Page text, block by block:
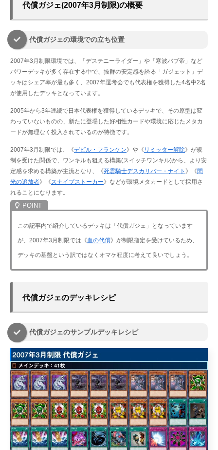
代償ガジェ(2007年3月制限)の概要
代償ガジェの環境での立ち位置
2007年3月制限環境では、「デステニーライダー」や「寒波バブ帝」など
パワーデッキが多く存在する中で、抜群の安定感を誇る「ガジェット」デ
ッキはシェア率が最も多く、2007年選考会でも代表権を獲得した4名中2名
が使用したデッキとなっています。
2005年から3年連続で日本代表権を獲得しているデッキで、その原型は変
わっていないものの、新たに登場した好相性カードや環境に応じたメタカ
ードが無理なく投入されているのが特徴です。
2007年3月制限では、《デビル・フランケン》や《 リミッター解除》が規
制を受けた関係で、ワンキルも狙える構築(スイッチワンキル)から、より安
定感を求める構築が主流となり、《死霊騎士デスカリバー・ナイト 》《閃
光の追放者》《スナイプストーカー》などが環境メタカードとして採用さ
れることになります。
この記事内で紹介しているデッキは「代償ガジェ」となっています
が、2007年3月制限では《血の代償》が制限指定を受けているため、
デッキの基盤という訳ではなくオマケ程度に考えて良いでしょう。
代償ガジェのデッキレシピ
代償ガジェのサンプルデッキレシピ